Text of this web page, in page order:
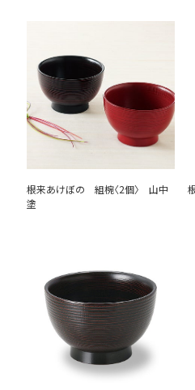
根来あけぼの 組椀〈2個〉 山中
塗